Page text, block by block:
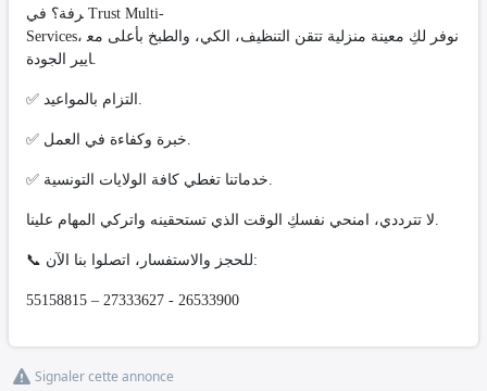
رفة؟ في Trust Multi-
Services، نوفر لكِ معينة منزلية تتقن التنظيف، الكي، والطبخ بأعلى مع
ايير الجودة.
📞 للحجز والاستفسار، اتصلوا بنا الآن:
55158815 – 27333627 - 26533900
Signaler cette annonce